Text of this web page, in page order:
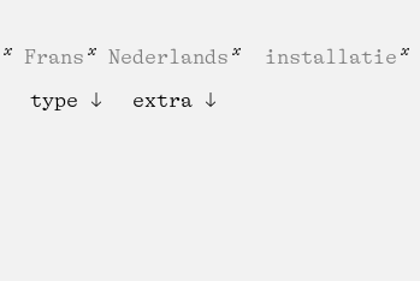
Frans Nederlands installatie
type extra